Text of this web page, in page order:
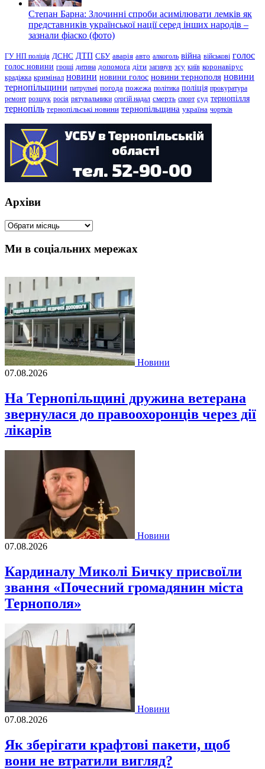
Степан Барна: Злочинні спроби асимілювати лемків як
представників української нації серед інших народів –
зазнали фіаско (фото)
ГУ НП поліція ДСНС ДТП СБУ аварія авто алкоголь війна військові голос
голос новини гроші дитина допомога діти загинув зсу київ коронавірус
крадіжка кримінал новини новини голос новини тернополя новини
тернопільщини патрульні погода пожежа політика поліція прокуратура
ремонт розшук росія рятувальники сергій надал смерть спорт суд тернопілля
тернопіль тернопільські новини тернопільщина україна чортків
Архіви
Архіви
Ми в соціальних мережах
Новини
07.08.2026
На Тернопільщині дружина ветерана
звернулася до правоохоронців через дії
лікарів
Новини
07.08.2026
Кардиналу Миколі Бичку присвоїли
звання «Почесний громадянин міста
Тернополя»
Новини
07.08.2026
Як зберігати крафтові пакети, щоб
вони не втратили вигляд?